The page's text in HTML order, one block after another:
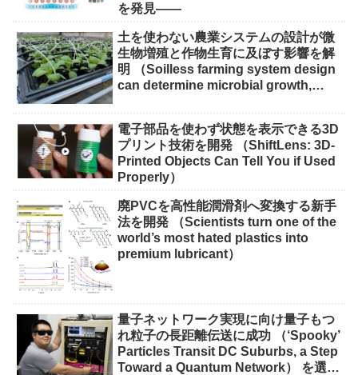
を発見――
土を使わない農業システムの設計が微
生物増殖と作物生育に及ぼす影響を解
明 （Soilless farming system design
can determine microbial growth,
電子部品を使わず状態を表示できる3D
プリント技術を開発 （ShiftLens: 3D-
Printed Objects Can Tell You if Used
Properly）
廃PVCを高性能潤滑剤へ変換する新手
法を開発 （Scientists turn one of the
world’s most hated plastics into
premium lubricant）
量子ネットワーク実現に向け量子もつ
れ粒子の長距離伝送に成功 （‘Spooky’
Particles Transit DC Suburbs, a Step
Toward a Quantum Network） を選択